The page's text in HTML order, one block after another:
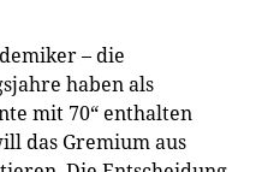
– die
haben als
mit 70“ enthalten
das Gremium aus